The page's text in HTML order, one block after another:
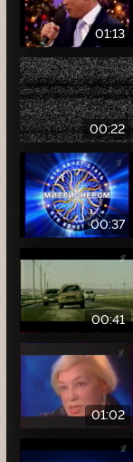
01:13
00:22
00:37
00:41
01:02